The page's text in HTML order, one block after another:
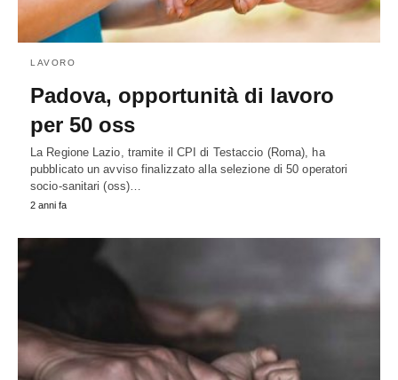
LAVORO
Padova, opportunità di lavoro
per 50 oss
La Regione Lazio, tramite il CPI di Testaccio (Roma), ha
pubblicato un avviso finalizzato alla selezione di 50 operatori
socio-sanitari (oss)…
2 anni fa